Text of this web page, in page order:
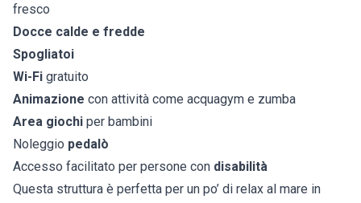
fresco
Docce calde e fredde
Spogliatoi
Wi-Fi gratuito
Animazione con attività come acquagym e zumba
Area giochi per bambini
Noleggio pedalò
Accesso facilitato per persone con disabilità
Questa struttura è perfetta per un po’ di relax al mare in